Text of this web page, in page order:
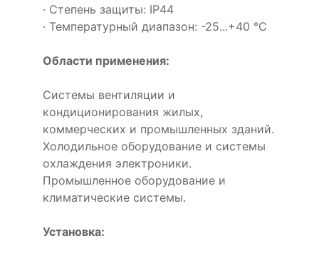
· Степень защиты: IP44
· Температурный диапазон: -25...+40 °C
Области применения:
Системы вентиляции и
кондиционирования жилых,
коммерческих и промышленных зданий.
Холодильное оборудование и системы
охлаждения электроники.
Промышленное оборудование и
климатические системы.
Установка: